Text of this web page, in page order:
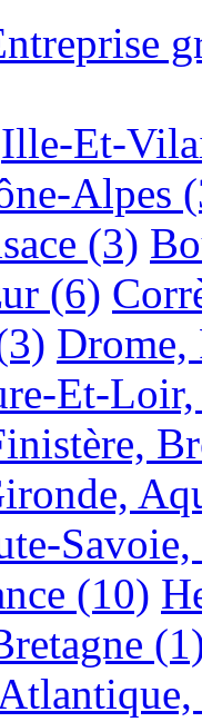
Ille-Et-
Alpes
(3)
(6)
Drome,
Et-Loir,
(10)